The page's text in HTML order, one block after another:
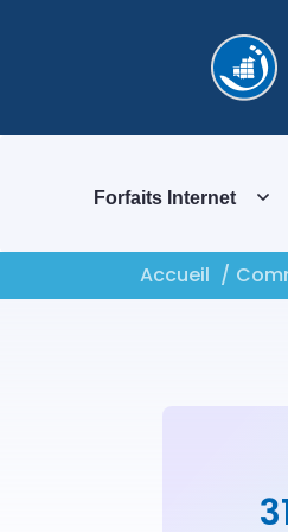
Forfaits Internet
Accueil